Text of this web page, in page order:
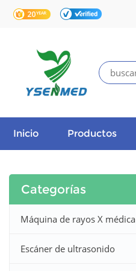
Inicio Productos
Categorías
Máquina de rayos X médica
Escáner de ultrasonido